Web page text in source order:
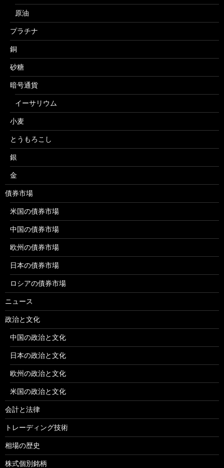
原油
プラチナ
銅
砂糖
暗号通貨
イーサリウム
小麦
とうもろこし
銀
金
債券市場
米国の債券市場
中国の債券市場
欧州の債券市場
日本の債券市場
ロシアの債券市場
ニュース
政治と文化
中国の政治と文化
日本の政治と文化
欧州の政治と文化
米国の政治と文化
会計と法律
トレーディング技術
相場の歴史
株式個別銘柄